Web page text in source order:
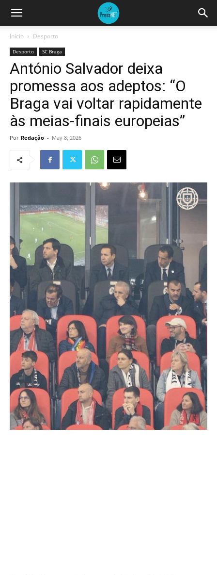
Início Desporto
Desporto SC Braga
António Salvador deixa
promessa aos adeptos: “O
Braga vai voltar rapidamente
às meias-finais europeias”
Por Redação - May 8, 2026